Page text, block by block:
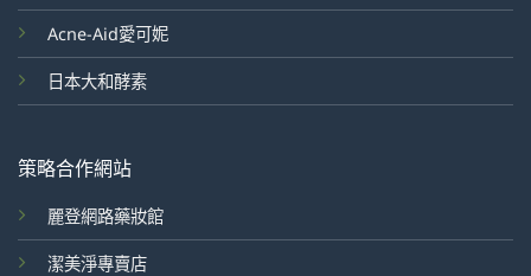
Acne-Aid愛可妮
日本大和酵素
策略合作網站
麗登網路藥妝館
潔美淨專賣店